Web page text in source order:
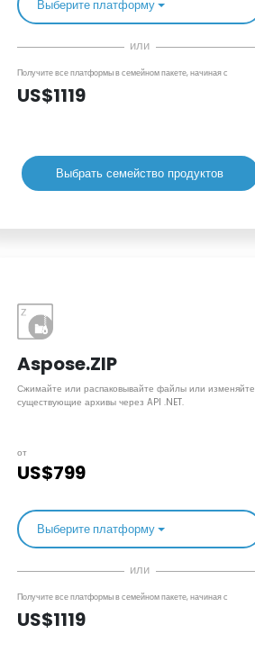
Выберите платформу
или
Получите все платформы в семейном пакете, начиная с
US$1119
Выбрать семейство продуктов
Aspose.ZIP
Сжимайте или распаковывайте файлы или изменяйте
существующие архивы через API .NET.
от
US$799
Выберите платформу
или
Получите все платформы в семейном пакете, начиная с
US$1119